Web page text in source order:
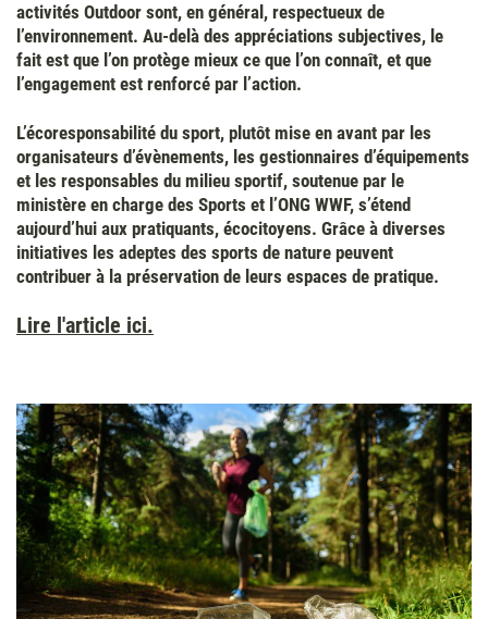
activités Outdoor sont, en général, respectueux de
l’environnement. Au-delà des appréciations subjectives, le
fait est que l’on protège mieux ce que l’on connaît, et que
l’engagement est renforcé par l’action.
L’écoresponsabilité du sport, plutôt mise en avant par les
organisateurs d’évènements, les gestionnaires d’équipements
et les responsables du milieu sportif, soutenue par le
ministère en charge des Sports et l’ONG WWF, s’étend
aujourd’hui aux pratiquants, écocitoyens. Grâce à diverses
initiatives les adeptes des sports de nature peuvent
contribuer à la préservation de leurs espaces de pratique.
Lire l'article ici.